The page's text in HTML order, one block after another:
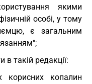
якими
особі, у тому
є загальним
в такій редакції:
корисних копалин